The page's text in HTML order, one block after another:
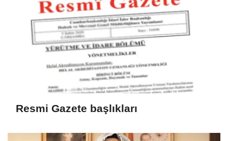
Resmi Gazete başlıkları